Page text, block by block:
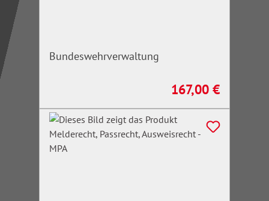
Bundeswehrverwaltung
Regulärer Preis:
167,00 €